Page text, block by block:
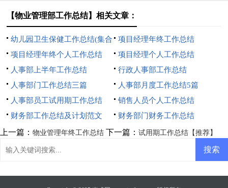
【物业管理部工作总结】相关文章：
幼儿园卫生保健工作总结(集合
15篇)
项目经理年终工作总结
项目经理年终个人工作总结
项目经理个人工作总结
人事部上半年工作总结
行政人事部工作总结
人事部门工作总结三篇
人事部月度工作总结5篇
人事部员工试用期工作总结
销售人员个人工作总结
财务部工作总结及计划范文
财务部门财务工作总结
上一篇： 物业管理年终工作总结 下一篇： 试用期工作总结【推荐】